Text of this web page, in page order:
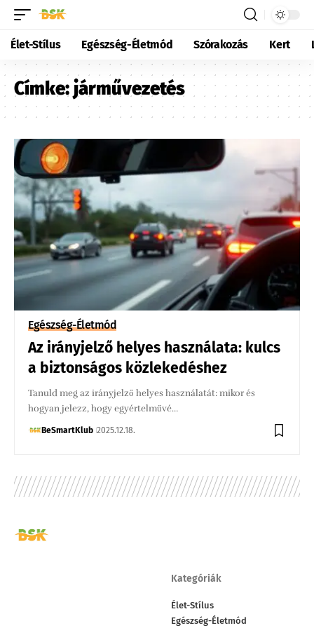
Élet-Stílus Egészség-Életmód Szórakozás Kert
Címke:járművezetés
Egészség-Életmód
Az irányjelző helyes használata: kulcs
a biztonságos közlekedéshez
Tanuld meg az irányjelző helyes használatát: mikor és
hogyan jelezz, hogy egyértelművé…
BeSmartKlub 2025.12.18.
Kategóriák
Élet-Stílus
Egészség-Életmód